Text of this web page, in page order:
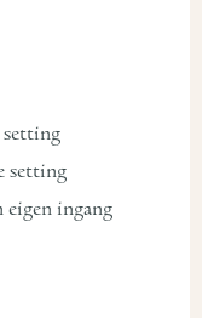
setting
eigen ingang